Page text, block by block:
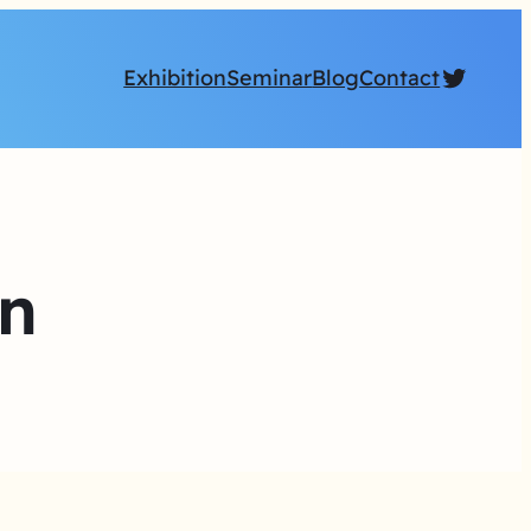
ExhibitionSeminarBlogContact